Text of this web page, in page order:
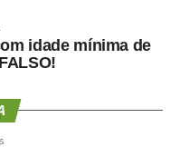
realizar o exame
desde que o
do cargo e a aptidão
idade mínima de